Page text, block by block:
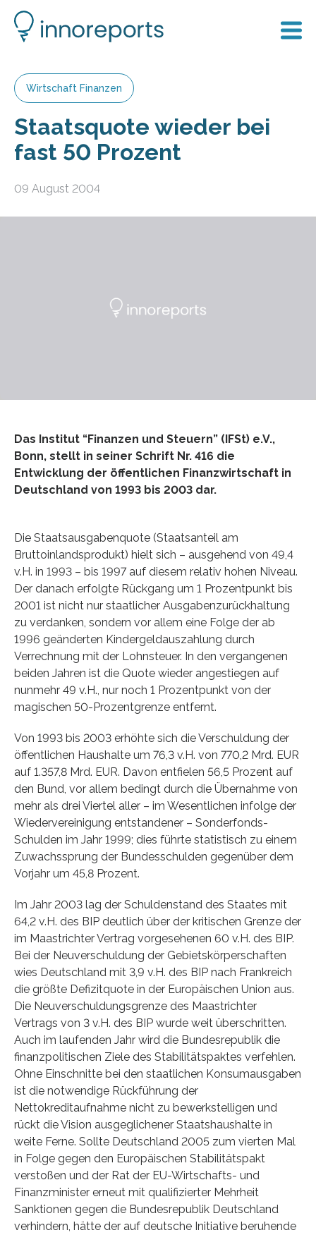
Wirtschaft Finanzen
Staatsquote wieder bei
fast 50 Prozent
09 August 2004
Das Institut “Finanzen und Steuern” (IFSt) e.V.,
Bonn, stellt in seiner Schrift Nr. 416 die
Entwicklung der öffentlichen Finanzwirtschaft in
Deutschland von 1993 bis 2003 dar.
Die Staatsausgabenquote (Staatsanteil am
Bruttoinlandsprodukt) hielt sich – ausgehend von 49,4
v.H. in 1993 – bis 1997 auf diesem relativ hohen Niveau.
Der danach erfolgte Rückgang um 1 Prozentpunkt bis
2001 ist nicht nur staatlicher Ausgabenzurückhaltung
zu verdanken, sondern vor allem eine Folge der ab
1996 geänderten Kindergeldauszahlung durch
Verrechnung mit der Lohnsteuer. In den vergangenen
beiden Jahren ist die Quote wieder angestiegen auf
nunmehr 49 v.H., nur noch 1 Prozentpunkt von der
magischen 50-Prozentgrenze entfernt.
Von 1993 bis 2003 erhöhte sich die Verschuldung der
öffentlichen Haushalte um 76,3 v.H. von 770,2 Mrd. EUR
auf 1.357,8 Mrd. EUR. Davon entfielen 56,5 Prozent auf
den Bund, vor allem bedingt durch die Übernahme von
mehr als drei Viertel aller – im Wesentlichen infolge der
Wiedervereinigung entstandener – Sonderfonds-
Schulden im Jahr 1999; dies führte statistisch zu einem
Zuwachssprung der Bundesschulden gegenüber dem
Vorjahr um 45,8 Prozent.
Im Jahr 2003 lag der Schuldenstand des Staates mit
64,2 v.H. des BIP deutlich über der kritischen Grenze der
im Maastrichter Vertrag vorgesehenen 60 v.H. des BIP.
Bei der Neuverschuldung der Gebietskörperschaften
wies Deutschland mit 3,9 v.H. des BIP nach Frankreich
die größte Defizitquote in der Europäischen Union aus.
Die Neuverschuldungsgrenze des Maastrichter
Vertrags von 3 v.H. des BIP wurde weit überschritten.
Auch im laufenden Jahr wird die Bundesrepublik die
finanzpolitischen Ziele des Stabilitätspaktes verfehlen.
Ohne Einschnitte bei den staatlichen Konsumausgaben
ist die notwendige Rückführung der
Nettokreditaufnahme nicht zu bewerkstelligen und
rückt die Vision ausgeglichener Staatshaushalte in
weite Ferne. Sollte Deutschland 2005 zum vierten Mal
in Folge gegen den Europäischen Stabilitätspakt
verstoßen und der Rat der EU-Wirtschafts- und
Finanzminister erneut mit qualifizierter Mehrheit
Sanktionen gegen die Bundesrepublik Deutschland
verhindern, hätte der auf deutsche Initiative beruhende